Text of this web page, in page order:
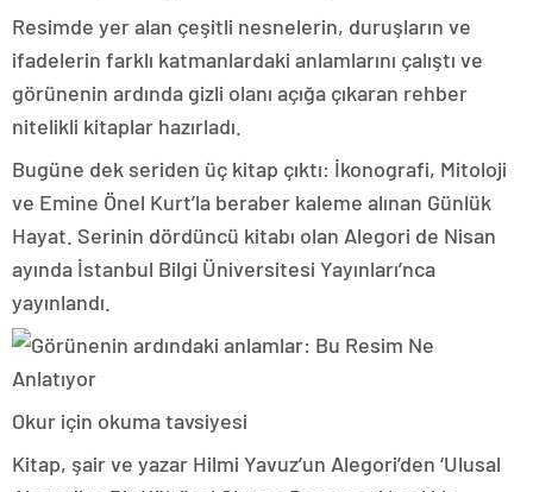
Resimde yer alan çeşitli nesnelerin, duruşların ve
ifadelerin farklı katmanlardaki anlamlarını çalıştı ve
görünenin ardında gizli olanı açığa çıkaran rehber
nitelikli kitaplar hazırladı.
Bugüne dek seriden üç kitap çıktı: İkonografi, Mitoloji
ve Emine Önel Kurt’la beraber kaleme alınan Günlük
Hayat. Serinin dördüncü kitabı olan Alegori de Nisan
ayında İstanbul Bilgi Üniversitesi Yayınları’nca
yayınlandı.
Okur için okuma tavsiyesi
Kitap, şair ve yazar Hilmi Yavuz’un Alegori’den ‘Ulusal